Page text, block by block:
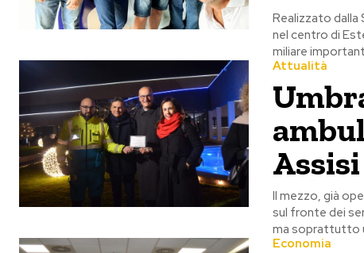
Realizzato dalla
nel centro di
miliare
Attualità
Assisi
Il mezzo, già
sul fronte dei
ma soprattutto
Economia